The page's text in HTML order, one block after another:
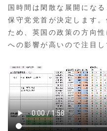
国時間は閑散な展開にな
保守党党首が決定します
ため、英国の政策の方向
への影響が高いので注目